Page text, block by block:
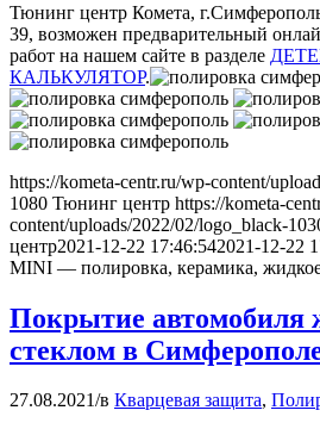
Тюнинг центр Комета,
39, возможен предварительный
работ на нашем сайте в разделе
КАЛЬКУЛЯТОР.
https://kometa-centr.ru/wp-content/
1080 Тюнинг центр https://kometa-
content/uploads/2022/02/logo_black-
центр2021-12-22 17:46:542021-12-22
MINI — полировка, керамика,
Покрытие автомобиля
стеклом в
27.08.2021/в Кварцевая защита,